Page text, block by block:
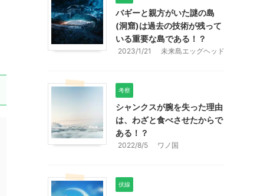
バギーと親方がいた謎の島
(洞窟)は過去の技術が残って
いる重要な島である！？
2023/1/21 未来島エッグヘッド
考察
シャンクスが腕を失った理由
は、わざと食べさせたからで
ある！？
2022/8/5 ワノ国
伏線